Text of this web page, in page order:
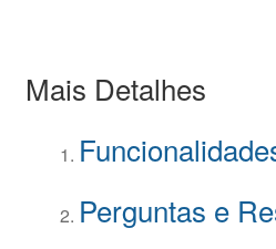
Mais Detalhes
Perguntas e